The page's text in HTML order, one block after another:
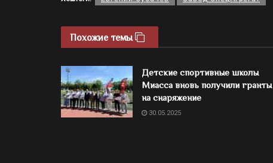
Похожие темы
Детские спортивные школы
Миасса вновь получили гранты
на снаряжение
30.05.2025